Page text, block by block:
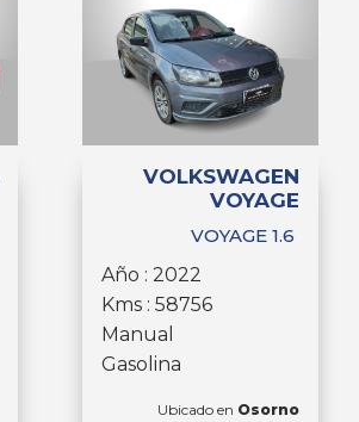
VOLKSWAGEN
VOYAGE
VOYAGE 1.6
Año : 2022
Kms : 58756
Manual
Gasolina
Ubicado en Osorno